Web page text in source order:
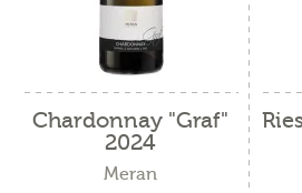
Chardonnay "Graf"
2024
Meran